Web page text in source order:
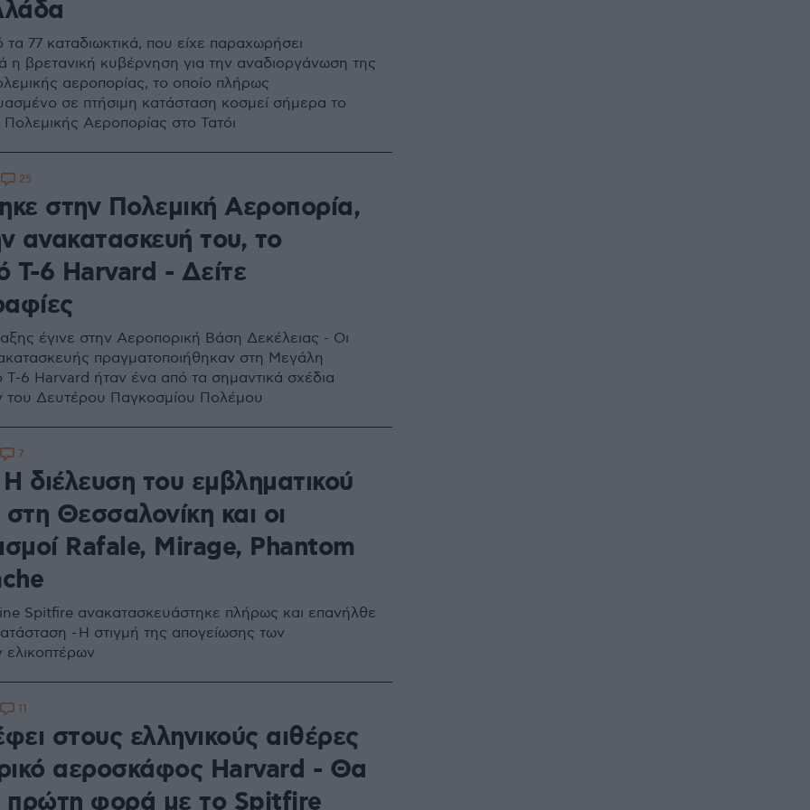
77 καταδιωκτικά, που είχε παραχωρήσει
η βρετανική κυβέρνηση για την αναδιοργάνωση της
αεροπορίας, το οποίο πλήρως
σε πτήσιμη κατάσταση κοσμεί σήμερα το
Αεροπορίας στο Τατόι
στην Πολεμική Αεροπορία,
ανακατασκευή του, το
Τ-6 Harvard - Δείτε
έγινε στην Αεροπορική Βάση Δεκέλειας - Οι
πραγματοποιήθηκαν στη Μεγάλη
T-6 Harvard ήταν ένα από τα σημαντικά σχέδια
Δευτέρου Παγκοσμίου Πολέμου
25
διέλευση του εμβληματικού
Θεσσαλονίκη και οι
Rafale, Mirage, Phantom
Spitfire ανακατασκευάστηκε πλήρως και επανήλθε
- Η στιγμή της απογείωσης των
ελικοπτέρων
7
στους ελληνικούς αιθέρες
αεροσκάφος Ηarvard - Θα
πρώτη φορά με το Spitfire
11